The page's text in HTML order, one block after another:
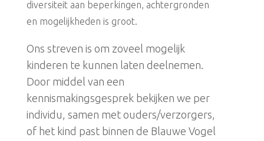
diversiteit aan beperkingen, achtergronden
en mogelijkheden is groot.
Ons streven is om zoveel mogelijk
kinderen te kunnen laten deelnemen.
Door middel van een
kennismakingsgesprek bekijken we per
individu, samen met ouders/verzorgers,
of het kind past binnen de Blauwe Vogel